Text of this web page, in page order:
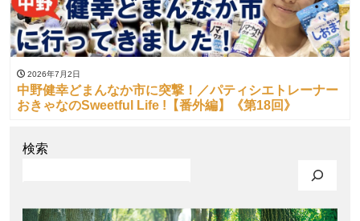
2026年7月2日
中野健幸どまんなか市に突撃！／パティシエトレーナー
おきゃなのSweetful Life !【番外編】《第18回》
検索